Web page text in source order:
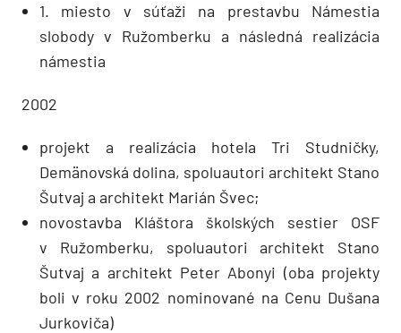
1. miesto v súťaži na prestavbu Námestia
slobody v Ružomberku a následná realizácia
námestia
2002
projekt a realizácia hotela Tri Studničky,
Demänovská dolina, spoluautori architekt Stano
Šutvaj a architekt Marián Švec;
novostavba Kláštora školských sestier OSF
v Ružomberku, spoluautori architekt Stano
Šutvaj a architekt Peter Abonyi (oba projekty
boli v roku 2002 nominované na Cenu Dušana
Jurkoviča)